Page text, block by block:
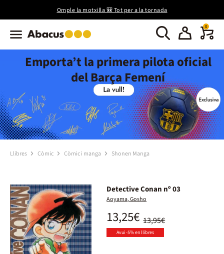
Omple la motxilla 🎒 Tot per a la tornada
0
Emporta’t la primera pilota oficial
del Barça Femení
Llibres Còmic Còmic i manga Shonen Manga
Detective Conan nº 03
Aoyama, Gosho
13,95€
13,25€
Avui -5% en llibres